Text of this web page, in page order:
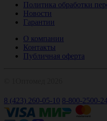
Политика обработки
Новости
Гарантии
О компании
Контакты
Публичная оферта
8 (423) 260-05-10 8-800-2500-